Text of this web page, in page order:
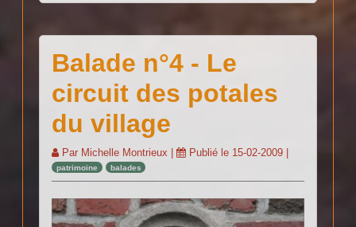
Balade n°4 - Le
circuit des potales
du village
Par Michelle Montrieux | Publié le 15-02-2009 |
patrimoine balades